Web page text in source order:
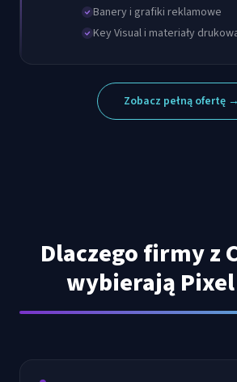
Banery i grafiki reklamowe
Key Visual i materiały
Zobacz pełną ofertę →
Dlaczego firmy z
wybierają Pixel